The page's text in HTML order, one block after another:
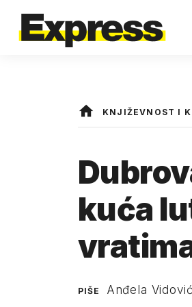
KNJIŽEVNOST I
kuća
PIŠE Anđela Vidović